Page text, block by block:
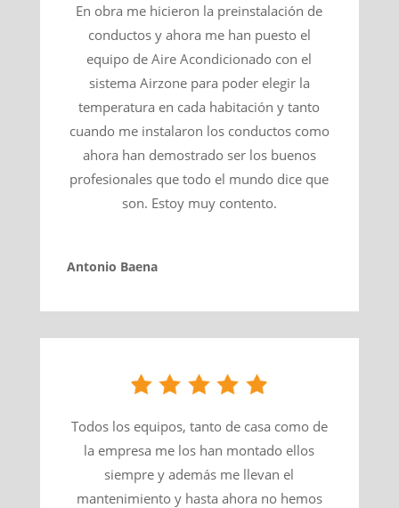
En obra me hicieron la preinstalación de
conductos y ahora me han puesto el
equipo de Aire Acondicionado con el
sistema Airzone para poder elegir la
temperatura en cada habitación y tanto
cuando me instalaron los conductos como
ahora han demostrado ser los buenos
profesionales que todo el mundo dice que
son. Estoy muy contento.
Antonio Baena
Todos los equipos, tanto de casa como de
la empresa me los han montado ellos
siempre y además me llevan el
mantenimiento y hasta ahora no hemos